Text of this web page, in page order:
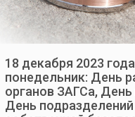
18 декабря 2023
понедельник: День
органов ЗАГСа, День
День подразделений